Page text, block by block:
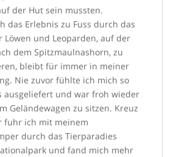
der Hut sein mussten.
das Erlebnis zu Fuss durch das
Löwen und Leoparden, auf der
dem Spitzmaulnashorn, zu
bleibt für immer in meiner
Nie zuvor fühlte ich mich so
ausgeliefert und war froh wieder
Geländewagen zu sitzen. Kreuz
fuhr ich mit meinem
durch das Tierparadies
und fand mich mehr